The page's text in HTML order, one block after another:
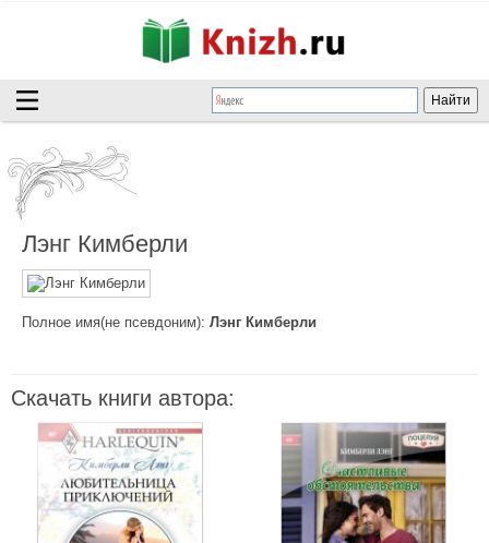
Лэнг Кимберли
Полное имя(не псевдоним): Лэнг Кимберли
Скачать книги автора: